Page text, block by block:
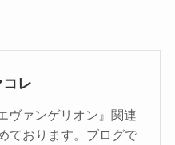
レ
ヴァンゲリオン』関連
ております。ブログで